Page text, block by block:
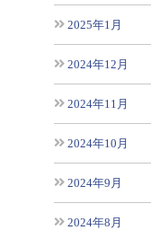
2025年1月
2024年12月
2024年11月
2024年10月
2024年9月
2024年8月